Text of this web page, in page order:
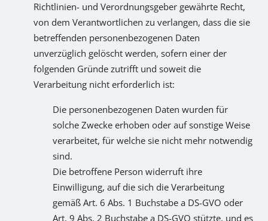
Richtlinien- und Verordnungsgeber gewährte Recht,
von dem Verantwortlichen zu verlangen, dass die sie
betreffenden personenbezogenen Daten
unverzüglich gelöscht werden, sofern einer der
folgenden Gründe zutrifft und soweit die
Verarbeitung nicht erforderlich ist:
Die personenbezogenen Daten wurden für
solche Zwecke erhoben oder auf sonstige Weise
verarbeitet, für welche sie nicht mehr notwendig
sind.
Die betroffene Person widerruft ihre
Einwilligung, auf die sich die Verarbeitung
gemäß Art. 6 Abs. 1 Buchstabe a DS-GVO oder
Art. 9 Abs. 2 Buchstabe a DS-GVO stützte, und es